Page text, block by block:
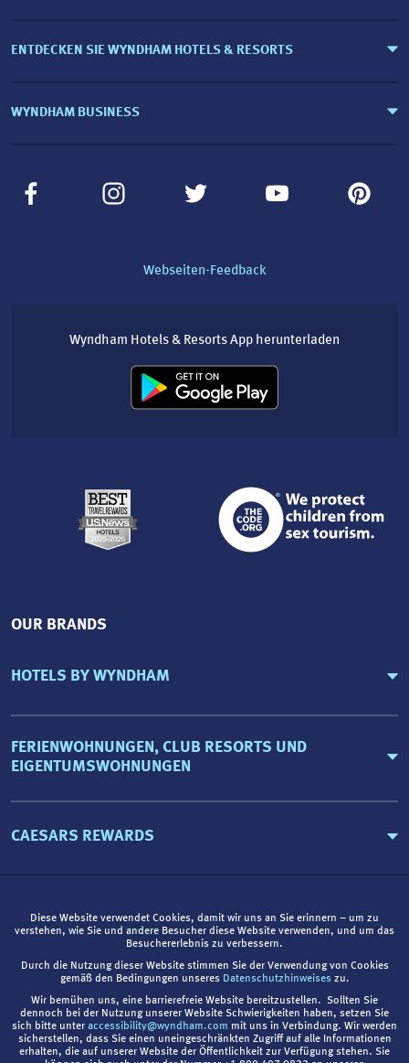
ENTDECKEN SIE WYNDHAM HOTELS & RESORTS
WYNDHAM BUSINESS
Webseiten-Feedback
Wyndham Hotels & Resorts App herunterladen
OUR BRANDS
HOTELS BY WYNDHAM
FERIENWOHNUNGEN, CLUB RESORTS UND
EIGENTUMSWOHNUNGEN
CAESARS REWARDS
Diese Website verwendet Cookies, damit wir uns an Sie erinnern – um zu
verstehen, wie Sie und andere Besucher diese Website verwenden, und um das
Besuchererlebnis zu verbessern.
Durch die Nutzung dieser Website stimmen Sie der Verwendung von Cookies
gemäß den Bedingungen unseres Datenschutzhinweises zu.
Wir bemühen uns, eine barrierefreie Website bereitzustellen. Sollten Sie
dennoch bei der Nutzung unserer Website Schwierigkeiten haben, setzen Sie
sich bitte unter accessibility@wyndham.com mit uns in Verbindung. Wir werden
sicherstellen, dass Sie einen uneingeschränkten Zugriff auf alle Informationen
erhalten, die auf unserer Website der Öffentlichkeit zur Verfügung stehen. Sie